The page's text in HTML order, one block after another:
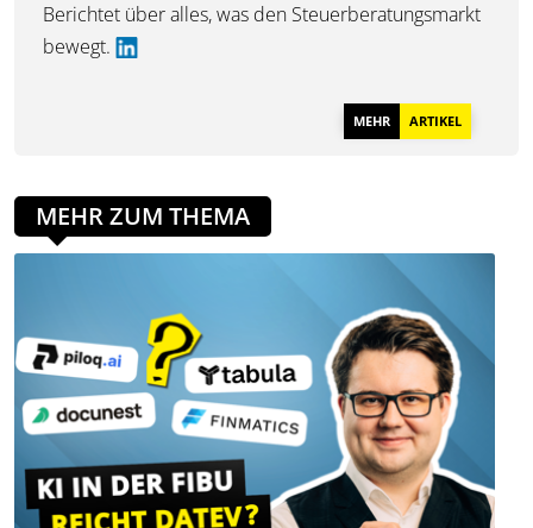
Berichtet über alles, was den Steuerberatungsmarkt
bewegt.
MEHR ARTIKEL
MEHR ZUM THEMA